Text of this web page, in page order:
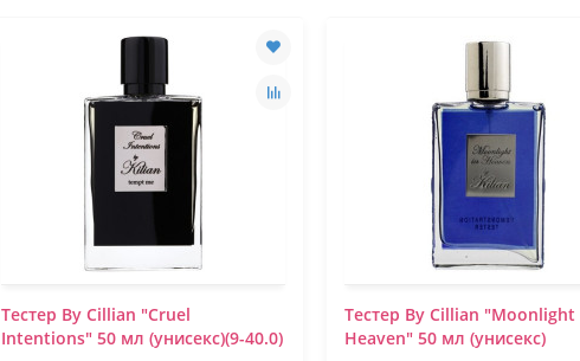
Тестер By Cillian "Cruel
Intentions" 50 мл (унисекс)(9-40.0)
Тестер By Cillian "Moonlight
Heaven" 50 мл (унисекс)